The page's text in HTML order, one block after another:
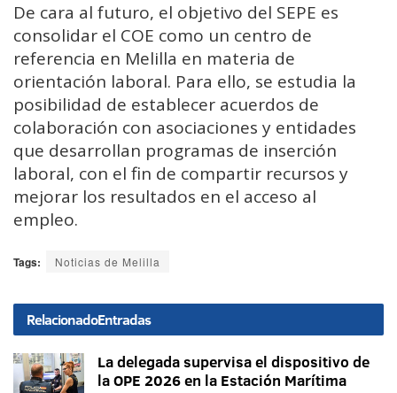
De cara al futuro, el objetivo del SEPE es
consolidar el COE como un centro de
referencia en Melilla en materia de
orientación laboral. Para ello, se estudia la
posibilidad de establecer acuerdos de
colaboración con asociaciones y entidades
que desarrollan programas de inserción
laboral, con el fin de compartir recursos y
mejorar los resultados en el acceso al
empleo.
Tags: Noticias de Melilla
RelacionadoEntradas
La delegada supervisa el dispositivo de
la OPE 2026 en la Estación Marítima